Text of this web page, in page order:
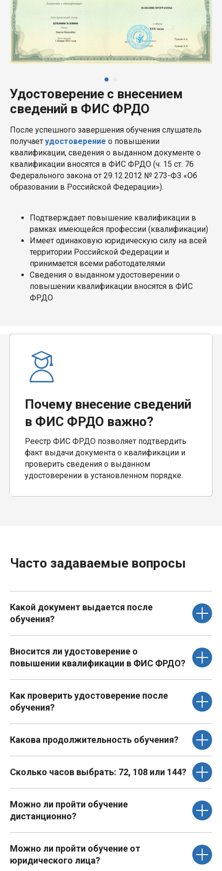
Удостоверение с внесением
сведений в ФИС ФРДО
После успешного завершения обучения слушатель
получает удостоверение о повышении
квалификации, сведения о выданном документе о
квалификации вносятся в ФИС ФРДО (ч. 15 ст. 76
Федерального закона от 29.12.2012 № 273-ФЗ «Об
образовании в Российской Федерации»).
Подтверждает повышение квалификации в
рамках имеющейся профессии (квалификации)
Имеет одинаковую юридическую силу на всей
территории Российской Федерации и
принимается всеми работодателями
Сведения о выданном удостоверении о
повышении квалификации вносятся в ФИС
ФРДО
Почему внесение сведений
в ФИС ФРДО важно?
Реестр ФИС ФРДО позволяет подтвердить
факт выдачи документа о квалификации и
проверить сведения о выданном
удостоверении в установленном порядке.
Часто задаваемые вопросы
Какой документ выдается после
обучения?
Вносится ли удостоверение о
повышении квалификации в ФИС ФРДО?
Как проверить удостоверение после
обучения?
Какова продолжительность обучения?
Сколько часов выбрать: 72, 108 или 144?
Можно ли пройти обучение
дистанционно?
Можно ли пройти обучение от
юридического лица?